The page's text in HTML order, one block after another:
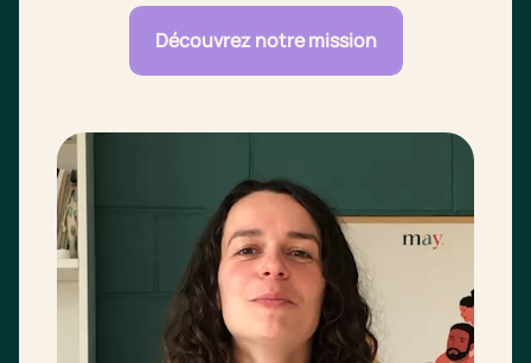
Découvrez notre mission